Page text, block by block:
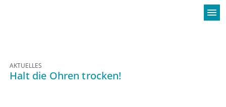
menu
AKTUELLES
Halt die Ohren trocken!